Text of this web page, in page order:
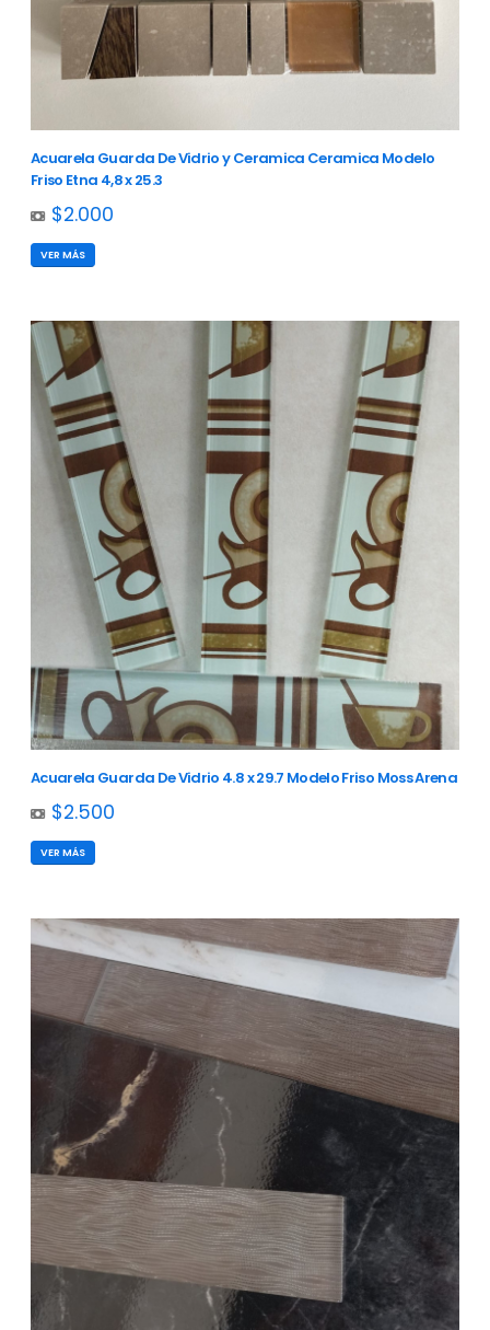
Acuarela Guarda De Vidrio y Ceramica Ceramica Modelo
Friso Etna 4,8 x 25.3
$2.000
VER MÁS
Acuarela Guarda De Vidrio 4.8 x 29.7 Modelo Friso Moss Arena
$2.500
VER MÁS